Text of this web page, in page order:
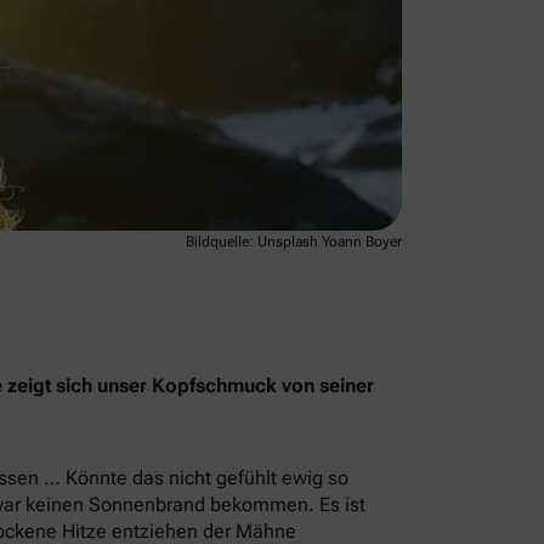
Bildquelle: Unsplash Yoann Boyer
sich unser Kopfschmuck von seiner
… Könnte das nicht gefühlt ewig so
keinen Sonnenbrand bekommen. Es ist
Hitze entziehen der Mähne